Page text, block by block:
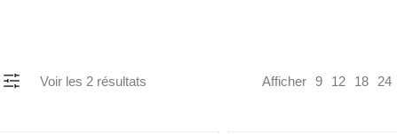
Voir les 2 résultats Afficher 9 12 18 24